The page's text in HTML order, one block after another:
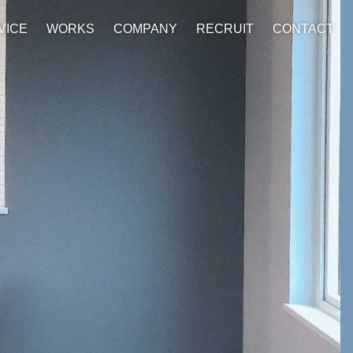
WORKS COMPANY RECRUIT CONTACT